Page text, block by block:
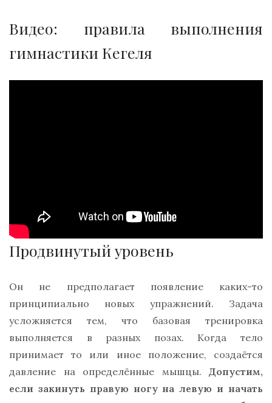
Видео: правила выполнения
гимнастики Кегеля
Продвинутый уровень
Он не предполагает появление каких-то
принципиально новых упражнений. Задача
усложняется тем, что базовая тренировка
выполняется в разных позах. Когда тело
принимает то или иное положение, создаётся
давление на определённые мышцы. Допустим,
если закинуть правую ногу на левую и начать